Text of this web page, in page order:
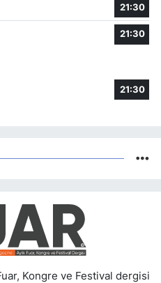
21:30
21:30
21:30
Kongre ve Festival dergisi